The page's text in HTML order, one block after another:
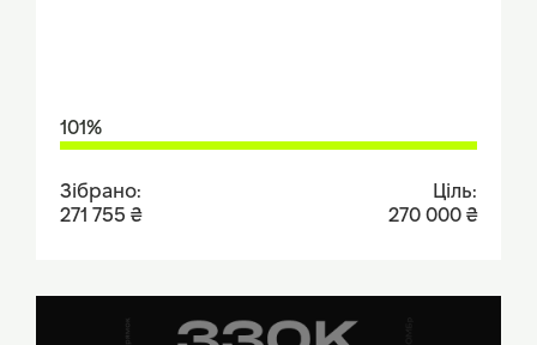
Зібрано:
Ціль:
271 755 ₴
270 000 ₴
101%